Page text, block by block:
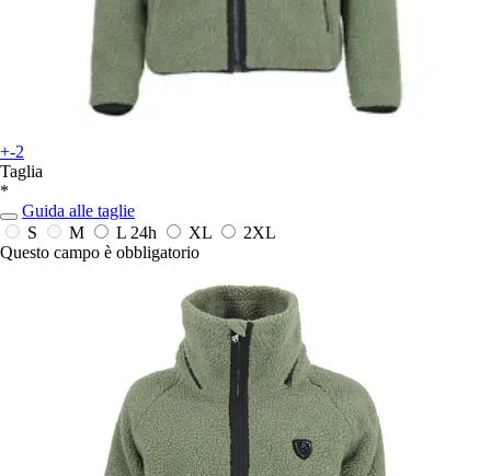
+-2
Taglia
*
Guida alle taglie
S
M L 24h XL
2XL
Questo campo è obbligatorio